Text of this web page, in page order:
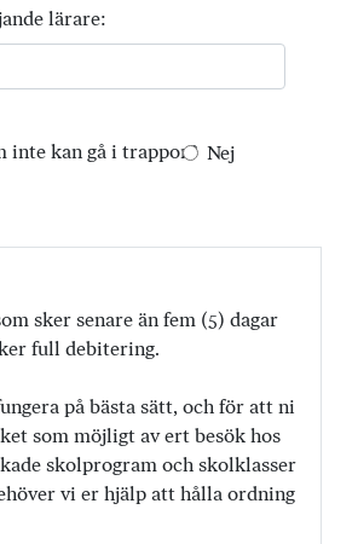
lärare:
inte kan gå i trappor? Nej
sker senare än fem (5) dagar
full debitering.
på bästa sätt, och för att ni
som möjligt av ert besök hos
skolprogram och skolklasser
vi er hjälp att hålla ordning